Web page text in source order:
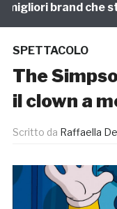
brand che
SPETTACOLO
The
il clown a
Scritto da Raffaella